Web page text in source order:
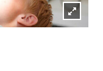
Lightbox